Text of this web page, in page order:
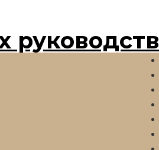
руководств